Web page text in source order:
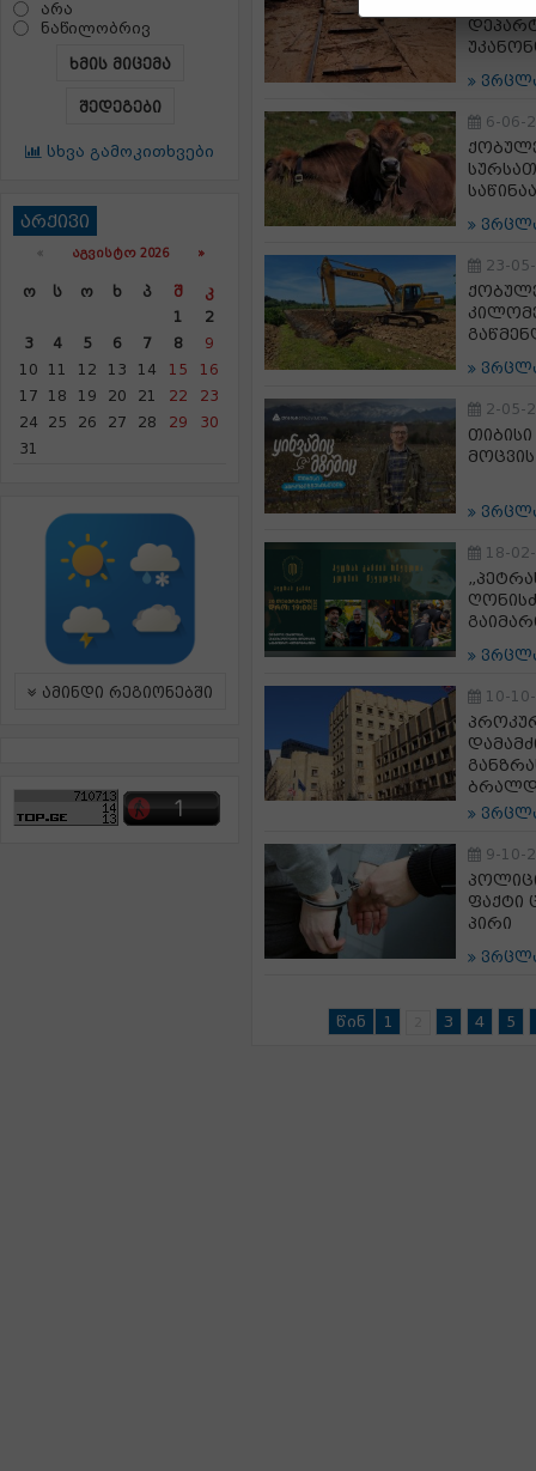
არა
ნაწილობრივ
ხმის მიცემა
შედეგები
სხვა გამოკითხვები
არქივი
« ᲐᲒᲕᲘᲡᲢᲝ 2026 »
Ო Ს Ო Ხ Პ Შ
Კ
1
2
3
4 5 6 7 8
9
10
11 12 13 14 15
16
17
18 19 20 21 22
23
24
25 26 27 28 29
30
31
ამინდი რეგიონებში
6-06-
23-
2-05-
18-
10-
9-10-
ფაქტი
პირი
წინ 1 3 4 5